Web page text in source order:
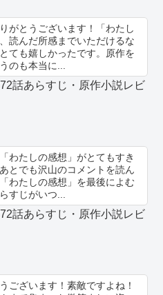
がとうございます！「わたし
読んだ所感までいただけるな
ても嬉しかったです。原作を
のも本当に...
話あらすじ・原作小説レビ
わたしの感想」がとてもすき
とでも沢山のコメントを読ん
わたしの感想」を最後によむ
すじがいつ...
話あらすじ・原作小説レビ
ございます！素敵ですよね！